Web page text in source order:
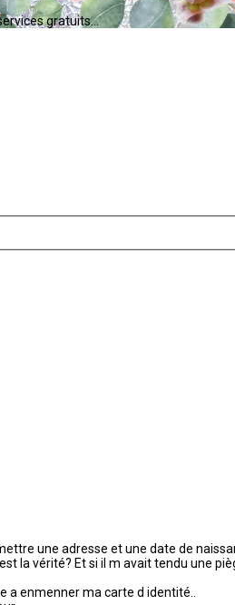
gratuits...
une adresse et une date de
la vérité? Et si il m avait tendu une
a enmenner ma carte d identité..